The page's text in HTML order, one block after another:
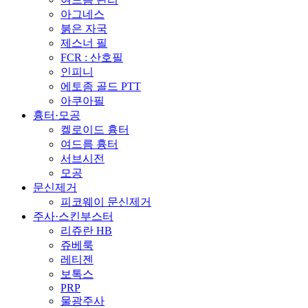
아그네스
붉은 자국
제스너 필
FCR : 산호필
인피니
에토좀 골드 PTT
아쿠아필
흉터·모공
켈로이드 흉터
여드름 흉터
서브시전
모공
문신제거
피코웨이 문신제거
주사·스킨부스터
리쥬란 HB
쥬베룩
레티젠
보톡스
PRP
물광주사